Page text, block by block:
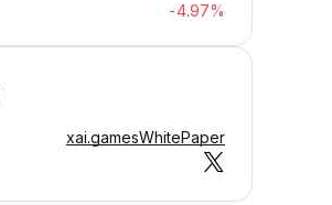
-4.97%
xai.gamesWhitePaper